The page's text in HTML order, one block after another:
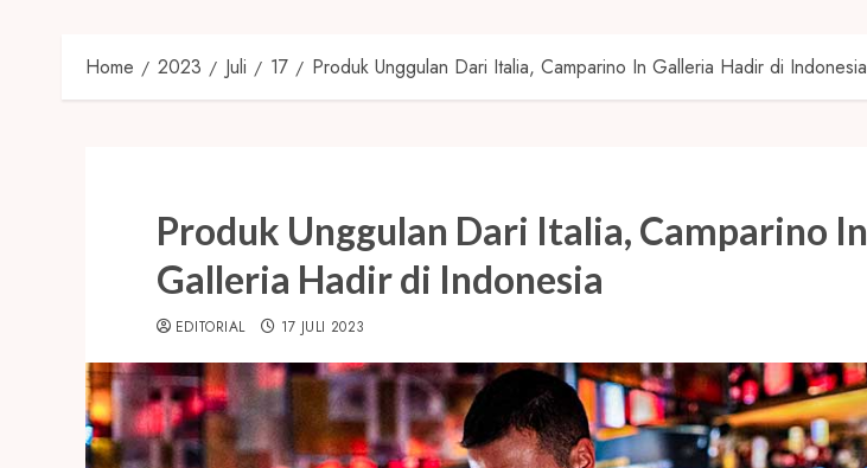
Home 2023 Juli 17 Produk Unggulan Dari Italia, Camparino In Galleria Hadir di Indonesia
Produk Unggulan Dari Italia, Camparino In
Galleria Hadir di Indonesia
EDITORIAL 17 JULI 2023